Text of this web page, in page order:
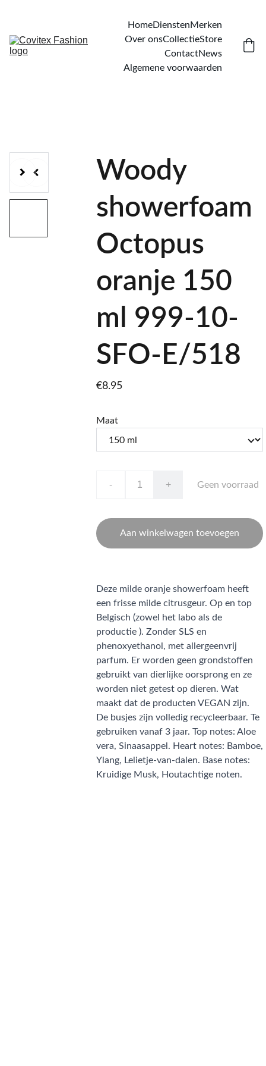
HomeDienstenMerken
Over onsCollectieStore
ContactNews
Algemene voorwaarden
Woody
showerfoam
Octopus
oranje 150
ml 999-10-
SFO-E/518
€8.95
Maat
- + Geen voorraad
Aan winkelwagen toevoegen
Deze milde oranje showerfoam heeft
een frisse milde citrusgeur. Op en top
Belgisch (zowel het labo als de
productie ). Zonder SLS en
phenoxyethanol, met allergeenvrij
parfum. Er worden geen grondstoffen
gebruikt van dierlijke oorsprong en ze
worden niet getest op dieren. Wat
maakt dat de producten VEGAN zijn.
De busjes zijn volledig recycleerbaar. Te
gebruiken vanaf 3 jaar. Top notes: Aloe
vera, Sinaasappel. Heart notes: Bamboe,
Ylang, Lelietje-van-dalen. Base notes:
Kruidige Musk, Houtachtige noten.